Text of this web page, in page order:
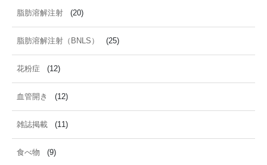
脂肪溶解注射 (20)
脂肪溶解注射（BNLS） (25)
花粉症 (12)
血管開き (12)
雑誌掲載 (11)
食べ物 (9)